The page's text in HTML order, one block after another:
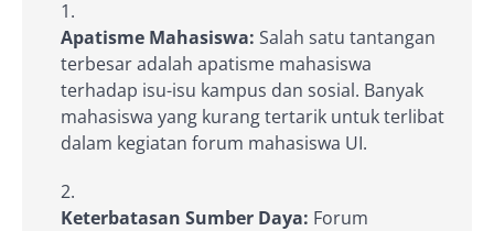
Apatisme Mahasiswa: Salah satu tantangan
terbesar adalah apatisme mahasiswa
terhadap isu-isu kampus dan sosial. Banyak
mahasiswa yang kurang tertarik untuk terlibat
dalam kegiatan forum mahasiswa UI.
Keterbatasan Sumber Daya: Forum